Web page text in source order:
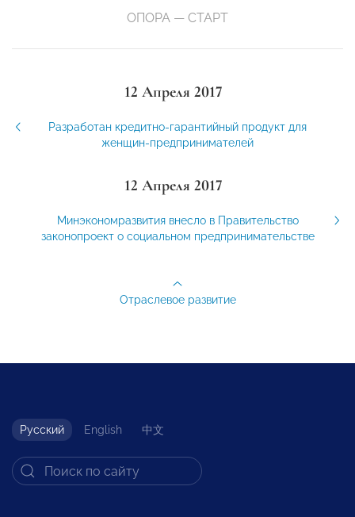
ОПОРА — СТАРТ
12 Апреля 2017
Разработан кредитно-гарантийный продукт для
женщин-предпринимателей
12 Апреля 2017
Минэкономразвития внесло в Правительство
законопроект о социальном предпринимательстве
Отраслевое развитие
Русский English 中文